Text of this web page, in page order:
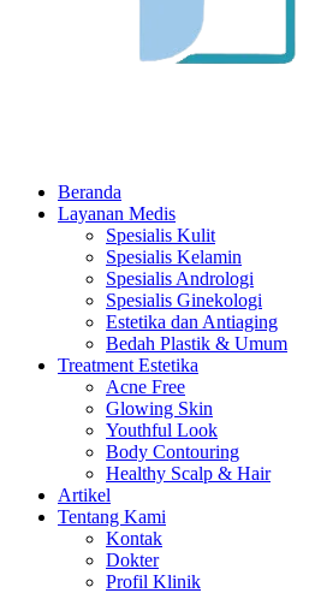
Beranda
Layanan Medis
Spesialis Kulit
Spesialis Kelamin
Spesialis Andrologi
Spesialis Ginekologi
Estetika dan Antiaging
Bedah Plastik & Umum
Treatment Estetika
Acne Free
Glowing Skin
Youthful Look
Body Contouring
Healthy Scalp & Hair
Artikel
Tentang Kami
Kontak
Dokter
Profil Klinik